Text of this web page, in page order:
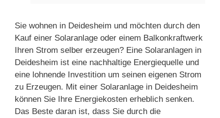
Sie wohnen in Deidesheim und möchten durch den
Kauf einer Solaranlage oder einem Balkonkraftwerk
Ihren Strom selber erzeugen? Eine Solaranlagen in
Deidesheim ist eine nachhaltige Energiequelle und
eine lohnende Investition um seinen eigenen Strom
zu Erzeugen. Mit einer Solaranlage in Deidesheim
können Sie Ihre Energiekosten erheblich senken.
Das Beste daran ist, dass Sie durch die